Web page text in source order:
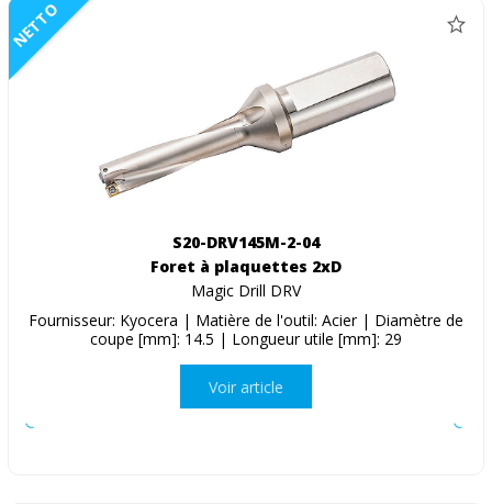
NETTO
S20-DRV145M-2-04
Foret à plaquettes 2xD
Magic Drill DRV
Fournisseur: Kyocera | Matière de l'outil: Acier | Diamètre de
coupe [mm]: 14.5 | Longueur utile [mm]: 29
Voir article